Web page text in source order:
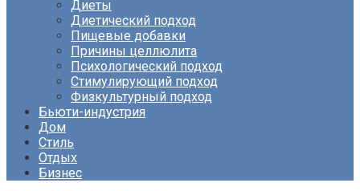
Диеты
Диетический подход
Пищевые добавки
Причины целлюлита
Психологический подход
Стимулирующий подход
Физкультурный подход
Бьюти-индустрия
Дом
Стиль
Отдых
Бизнес